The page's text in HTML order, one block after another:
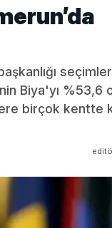
Biya'yı %53,6
birçok kentte